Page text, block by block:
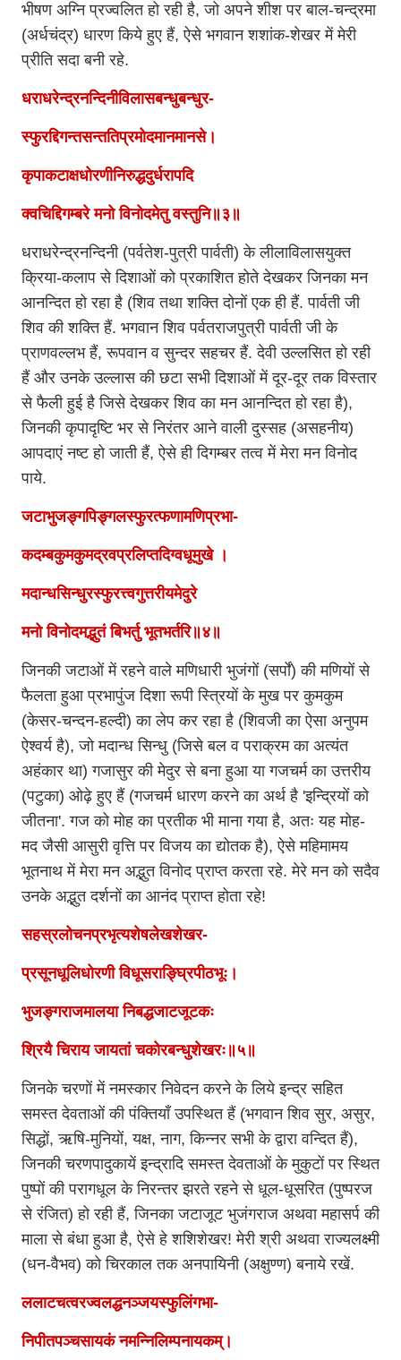
भीषण अग्नि प्रज्वलित हो रही है, जो अपने शीश पर बाल-चन्द्रमा
(अर्धचंद्र) धारण किये हुए हैं, ऐसे भगवान शशांक-शेखर में मेरी
प्रीति सदा बनी रहे.
धराधरेन्द्रनन्दिनीविलासबन्धुबन्धुर-
स्फुरद्दिगन्तसन्ततिप्रमोदमानमानसे।
कृपाकटाक्षधोरणीनिरुद्धदुर्धरापदि
क्वचिद्दिगम्बरे मनो विनोदमेतु वस्तुनि॥३॥
धराधरेन्द्रनन्दिनी (पर्वतेश-पुत्री पार्वती) के लीलाविलासयुक्त
क्रिया-कलाप से दिशाओं को प्रकाशित होते देखकर जिनका मन
आनन्दित हो रहा है (शिव तथा शक्ति दोनों एक ही हैं. पार्वती जी
शिव की शक्ति हैं. भगवान शिव पर्वतराजपुत्री पार्वती जी के
प्राणवल्लभ हैं, रूपवान व सुन्दर सहचर हैं. देवी उल्लसित हो रही
हैं और उनके उल्लास की छटा सभी दिशाओं में दूर-दूर तक विस्तार
से फैली हुई है जिसे देखकर शिव का मन आनन्दित हो रहा है),
जिनकी कृपादृष्टि भर से निरंतर आने वाली दुस्सह (असहनीय)
आपदाएं नष्ट हो जाती हैं, ऐसे ही दिगम्बर तत्व में मेरा मन विनोद
पाये.
जटाभुजङ्गपिङ्गलस्फुरत्फणामणिप्रभा-
कदम्बकुमकुमद्रवप्रलिप्तदिग्वधूमुखे ।
मदान्धसिन्धुरस्फुरत्त्वगुत्तरीयमेदुरे
मनो विनोदमद्भुतं बिभर्तु भूतभर्तरि॥४॥
जिनकी जटाओं में रहने वाले मणिधारी भुजंगों (सर्पों) की मणियों से
फैलता हुआ प्रभापुंज दिशा रूपी स्त्रियों के मुख पर कुमकुम
(केसर-चन्दन-हल्दी) का लेप कर रहा है (शिवजी का ऐसा अनुपम
ऐश्वर्य है), जो मदान्ध सिन्धु (जिसे बल व पराक्रम का अत्यंत
अहंकार था) गजासुर की मेदुर से बना हुआ या गजचर्म का उत्तरीय
(पटुका) ओढ़े हुए हैं (गजचर्म धारण करने का अर्थ है 'इन्द्रियों को
जीतना'. गज को मोह का प्रतीक भी माना गया है, अतः यह मोह-
मद जैसी आसुरी वृत्ति पर विजय का द्योतक है), ऐसे महिमामय
भूतनाथ में मेरा मन अद्भुत विनोद प्राप्त करता रहे. मेरे मन को सदैव
उनके अद्भुत दर्शनों का आनंद प्राप्त होता रहे!
सहस्रलोचनप्रभृत्यशेषलेखशेखर-
प्रसूनधूलिधोरणी विधूसराङ्घ्रिपीठभूः।
भुजङ्गराजमालया निबद्धजाटजूटकः
श्रियै चिराय जायतां चकोरबन्धुशेखरः॥५॥
जिनके चरणों में नमस्कार निवेदन करने के लिये इन्द्र सहित
समस्त देवताओं की पंक्तियाँ उपस्थित हैं (भगवान शिव सुर, असुर,
सिद्धों, ऋषि-मुनियों, यक्ष, नाग, किन्नर सभी के द्वारा वन्दित हैं),
जिनकी चरणपादुकायें इन्द्रादि समस्त देवताओं के मुकुटों पर स्थित
पुष्पों की परागधूल के निरन्तर झरते रहने से धूल-धूसरित (पुष्परज
से रंजित) हो रही हैं, जिनका जटाजूट भुजंगराज अथवा महासर्प की
माला से बंधा हुआ है, ऐसे हे शशिशेखर! मेरी श्री अथवा राज्यलक्ष्मी
(धन-वैभव) को चिरकाल तक अनपायिनी (अक्षुण्ण) बनाये रखें.
ललाटचत्वरज्वलद्धनञ्जयस्फुलिंगभा-
निपीतपञ्चसायकं नमन्निलिम्पनायकम्।